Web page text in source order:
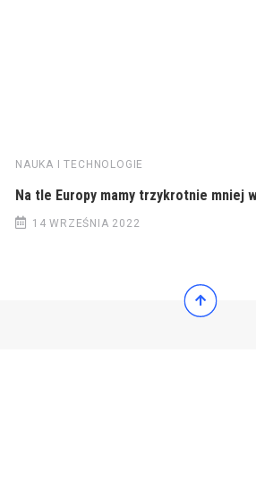
NAUKA I TECHNOLOGIE
Na tle Europy mamy trzykrotnie mniej
14 WRZEŚNIA 2022